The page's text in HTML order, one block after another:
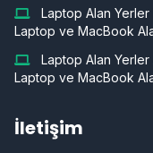
Laptop Alan
Laptop ve MacBook
Laptop Alan
Laptop ve MacBook
İletişim